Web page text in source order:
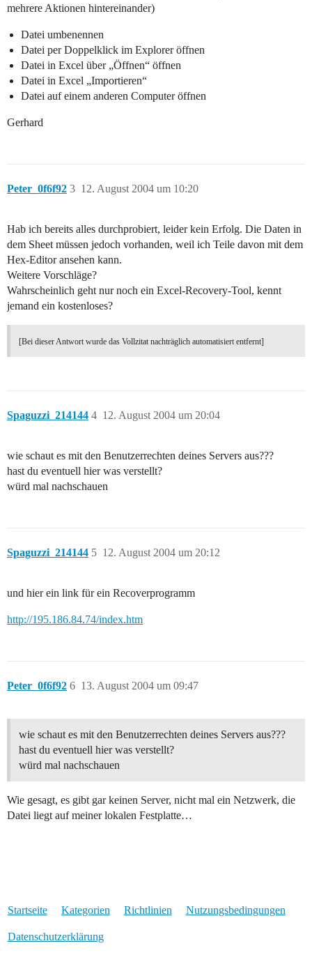
mehrere Aktionen hintereinander)
Datei umbenennen
Datei per Doppelklick im Explorer öffnen
Datei in Excel über „Öffnen“ öffnen
Datei in Excel „Importieren“
Datei auf einem anderen Computer öffnen
Gerhard
Peter_0f6f92 12. August 2004 um 10:20
3
Hab ich bereits alles durchprobiert, leider kein Erfolg. Die Daten in
dem Sheet müssen jedoch vorhanden, weil ich Teile davon mit dem
Hex-Editor ansehen kann.
Weitere Vorschläge?
Wahrscheinlich geht nur noch ein Excel-Recovery-Tool, kennt
jemand ein kostenloses?
[Bei dieser Antwort wurde das Vollzitat nachträglich automatisiert entfernt]
Spaguzzi_214144 12. August 2004 um 20:04
4
wie schaut es mit den Benutzerrechten deines Servers aus???
hast du eventuell hier was verstellt?
würd mal nachschauen
Spaguzzi_214144 12. August 2004 um 20:12
5
und hier ein link für ein Recoverprogramm
http://195.186.84.74/index.htm
Peter_0f6f92 13. August 2004 um 09:47
6
wie schaut es mit den Benutzerrechten deines Servers aus???
hast du eventuell hier was verstellt?
würd mal nachschauen
Wie gesagt, es gibt gar keinen Server, nicht mal ein Netzwerk, die
Datei liegt auf meiner lokalen Festplatte…
Startseite Kategorien Richtlinien Nutzungsbedingungen
Datenschutzerklärung